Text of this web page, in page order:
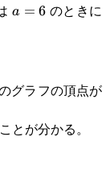
a=6
a = 6 のときに
グラフの頂点が
とが分かる。